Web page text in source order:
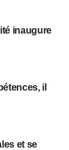
inaugure
il
et se